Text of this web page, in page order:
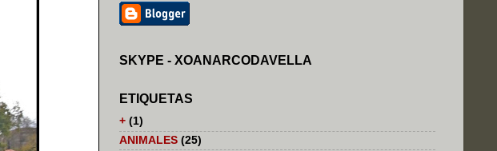
SKYPE - XOANARCODAVELLA
ETIQUETAS
+ (1)
ANIMALES (25)